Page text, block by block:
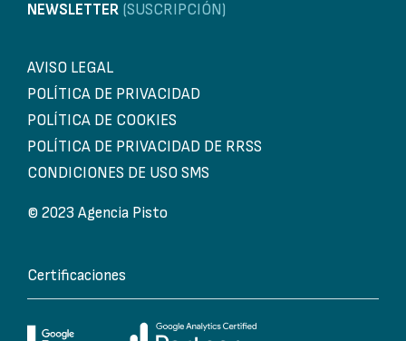
NEWSLETTER (SUSCRIPCIÓN)
AVISO LEGAL
POLÍTICA DE PRIVACIDAD
POLÍTICA DE COOKIES
POLÍTICA DE PRIVACIDAD DE RRSS
CONDICIONES DE USO SMS
© 2023 Agencia Pisto
Certificaciones